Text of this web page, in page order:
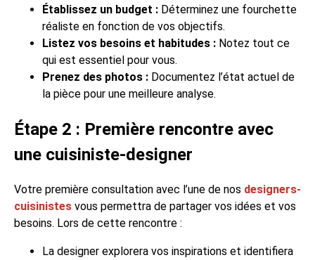
Établissez un budget : Déterminez une fourchette
réaliste en fonction de vos objectifs.
Listez vos besoins et habitudes : Notez tout ce
qui est essentiel pour vous.
Prenez des photos : Documentez l’état actuel de
la pièce pour une meilleure analyse.
Étape 2 : Première rencontre avec
une cuisiniste-designer
Votre première consultation avec l’une de nos designers-
cuisinistes vous permettra de partager vos idées et vos
besoins. Lors de cette rencontre :
La designer explorera vos inspirations et identifiera